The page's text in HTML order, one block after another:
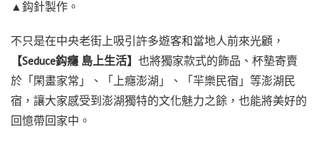
▲鈎針製作。
不只是在中央老街上吸引許多遊客和當地人前來光顧，
【Seduce鈎癮 島上生活】 也將獨家款式的飾品、杯墊寄賣
於「閑畫家常」、「上癮澎湖」、「羋樂民宿」等澎湖民
宿，讓大家感受到澎湖獨特的文化魅力之餘，也能將美好的
回憶帶回家中。